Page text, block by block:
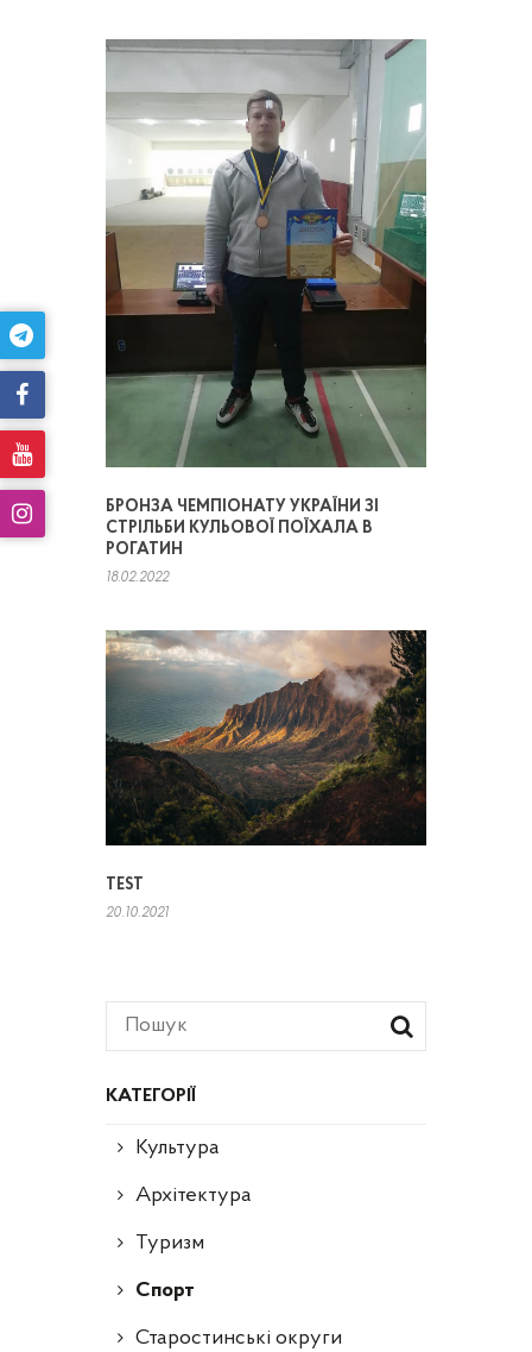
КАТЕГОРІЇ
Культура
Архітектура
Туризм
Спорт
Старостинські округи
БРОНЗА ЧЕМПІОНАТУ УКРАЇНИ ЗІ
СТРІЛЬБИ КУЛЬОВОЇ ПОЇХАЛА В
РОГАТИН
18.02.2022
TEST
20.10.2021